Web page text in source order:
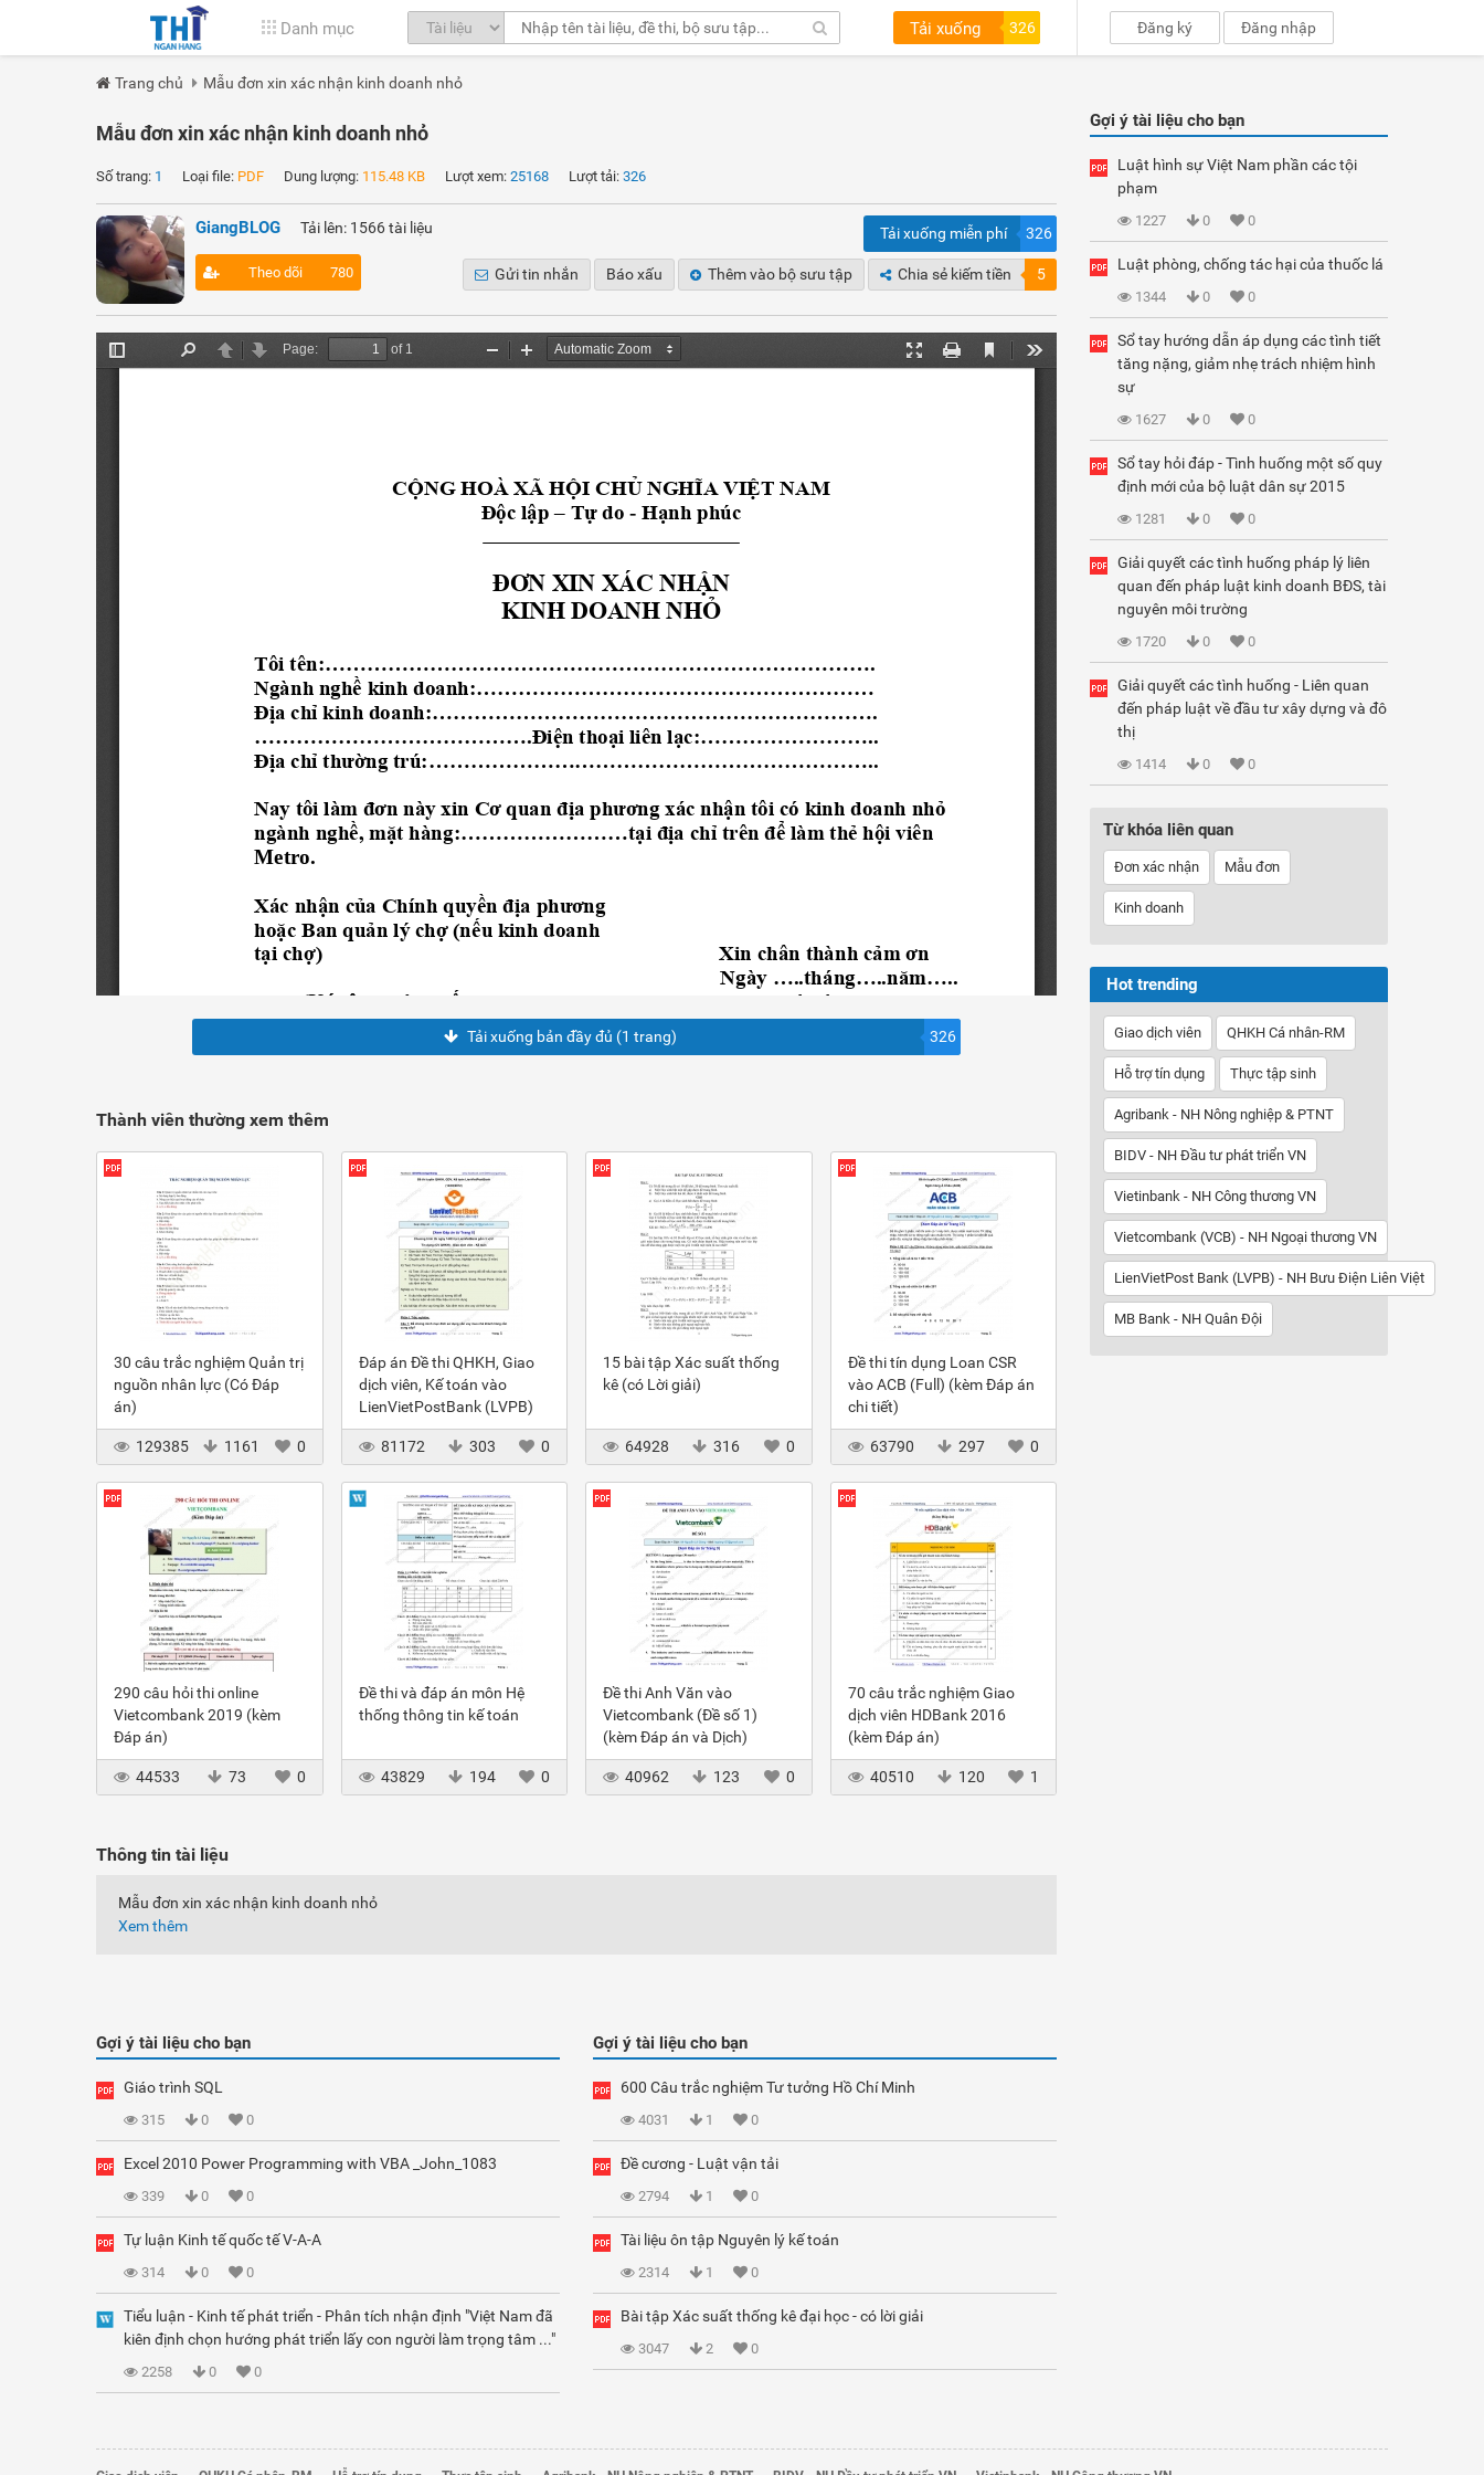
Danh mục Tải xuống 326 Đăng ký Đăng nhập
Trang chủ Mẫu đơn xin xác nhận kinh doanh nhỏ
Mẫu đơn xin xác nhận kinh doanh nhỏ
Số trang: 1 Loại file: PDF Dung lượng: 115.48 KB Lượt xem: 25168 Lượt tải: 326
GiangBLOG Tải lên: 1566 tài liệu
Theo dõi 780
Tải xuống miễn phí 326
Gửi tin nhắn Báo xấu Thêm vào bộ sưu tập Chia sẻ kiếm tiền 5
Tải xuống bản đầy đủ (1 trang) 326
Thành viên thường xem thêm
30 câu trắc nghiệm Quản trị
nguồn nhân lực (Có Đáp
án)
129385 1161 0
Đáp án Đề thi QHKH, Giao
dịch viên, Kế toán vào
LienVietPostBank (LVPB)
2012
81172
303 0
15 bài tập Xác suất thống
kê (có Lời giải)
64928 316 0
Đề thi tín dụng Loan CSR
vào ACB (Full) (kèm Đáp án
chi tiết)
63790 297 0
290 câu hỏi thi online
Vietcombank 2019 (kèm
Đáp án)
44533 73 0
Đề thi và đáp án môn Hệ
thống thông tin kế toán
43829 194 0
Đề thi Anh Văn vào
Vietcombank (Đề số 1)
(kèm Đáp án và Dịch)
40962 123 0
70 câu trắc nghiệm Giao
dịch viên HDBank 2016
(kèm Đáp án)
40510 120 1
Thông tin tài liệu
Mẫu đơn xin xác nhận kinh doanh nhỏ
Xem thêm
Gợi ý tài liệu cho bạn
Giáo trình SQL
315 0 0
Excel 2010 Power Programming with VBA _John_1083
339 0 0
Tự luận Kinh tế quốc tế V-A-A
314 0 0
Tiểu luận - Kinh tế phát triển - Phân tích nhận định "Việt Nam đã
kiên định chọn hướng phát triển lấy con người làm trọng tâm ..."
2258 0 0
Gợi ý tài liệu cho bạn
600 Câu trắc nghiệm Tư tưởng Hồ Chí Minh
4031 1 0
Đề cương - Luật vận tải
2794 1 0
Tài liệu ôn tập Nguyên lý kế toán
2314 1 0
Bài tập Xác suất thống kê đại học - có lời giải
3047 2 0
Gợi ý tài liệu cho bạn
Luật hình sự Việt Nam phần các tội
phạm
1227 0 0
Luật phòng, chống tác hại của thuốc lá
1344 0 0
Sổ tay hướng dẫn áp dụng các tình tiết
tăng nặng, giảm nhẹ trách nhiệm hình
sự
1627 0 0
Sổ tay hỏi đáp - Tình huống một số quy
định mới của bộ luật dân sự 2015
1281 0 0
Giải quyết các tình huống pháp lý liên
quan đến pháp luật kinh doanh BĐS, tài
nguyên môi trường
1720 0 0
Giải quyết các tình huống - Liên quan
đến pháp luật về đầu tư xây dựng và đô
thị
1414 0 0
Từ khóa liên quan
Đơn xác nhận Mẫu đơn
Kinh doanh
Hot trending
Giao dịch viên QHKH Cá nhân-RM
Hỗ trợ tín dụng Thực tập sinh
Agribank - NH Nông nghiệp & PTNT
BIDV - NH Đầu tư phát triển VN
Vietinbank - NH Công thương VN
Vietcombank (VCB) - NH Ngoại thương VN
LienVietPost Bank (LVPB) - NH Bưu Điện Liên Việt
MB Bank - NH Quân Đội